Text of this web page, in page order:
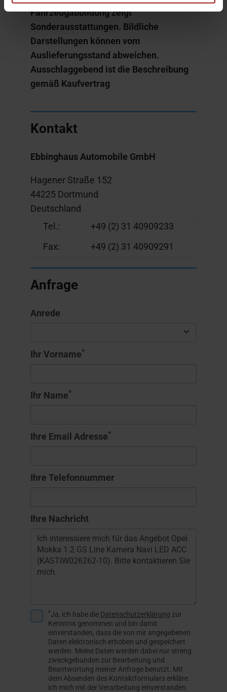
Fahrzeugabbildung zeigt
Sonderausstattungen. Bildliche
Darstellungen können vom
Auslieferungsstand abweichen.
Ausschlaggebend ist die Beschreibung
gemäß Kaufvertrag
Kontakt
Ebbinghaus Automobile GmbH
Hagener Straße 152
44225 Dortmund
Deutschland
Tel.:
+49 (2) 31 40909233
Fax:
+49 (2) 31 40909291
Anfrage
Anrede
Ihr Vorname*
Ihr Name*
Ihre Email Adresse*
Ihre Telefonnummer
Ihre Nachricht
*Ja, ich habe die Datenschutzerklärung zur
Kenntnis genommen und bin damit
einverstanden, dass die von mir angegebenen
Daten elektronisch erhoben und gespeichert
werden. Meine Daten werden dabei nur streng
zweckgebunden zur Bearbeitung und
Beantwortung meiner Anfrage benutzt. Mit
dem Absenden des Kontaktformulars erkläre
ich mich mit der Verarbeitung einverstanden.